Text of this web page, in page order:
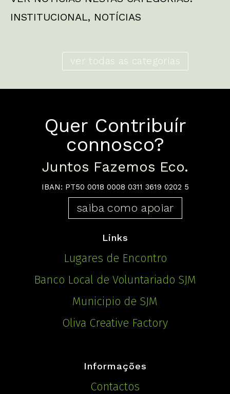
INSTITUCIONAL, NOTÍCIAS
ver todas as categorias
Quer Contribuír
connosco?
Juntos Fazemos Eco.
IBAN: PT50 0018 0008 0311 3619 0202 5
saiba como apoiar
Links
Lugares de Encontro
Banco Local de Voluntariado SJM
Municipio de SJM
Oliva Creative Factory
Informações
Contactos